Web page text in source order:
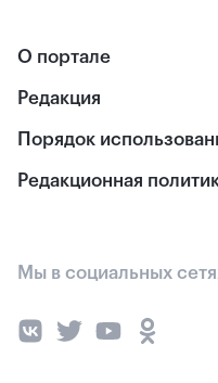
О портале
Редакция
Порядок
Редакционная
Мы в социальных